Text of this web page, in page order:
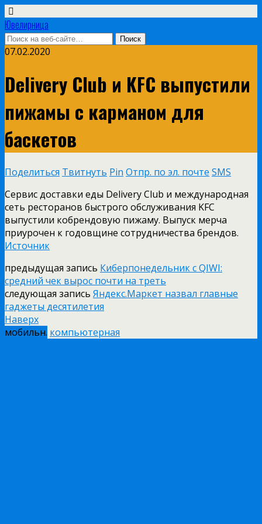
Ювелирница
07.02.2020
Delivery Club и KFC выпустили
пижамы с карманом для
баскетов
Поделиться Твитнуть Pin Отпр. по эл. почте SMS
Сервис доставки еды Delivery Club и международная
сеть ресторанов быстрого обслуживания KFC
выпустили кобрендовую пижаму. Выпуск мерча
приурочен к годовщине сотрудничества брендов.
Источник
предыдущая запись Киберпонедельник с QIWI:
средний чек вырос почти на треть
следующая запись Яндекс.Маркет назвал главные
гаджеты десятилетия
Наверх
мобильн. компьютерная